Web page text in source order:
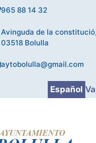
965 88 14 32
Avinguda de la
03518 Bolulla
aytobolulla@gmail.com
Español